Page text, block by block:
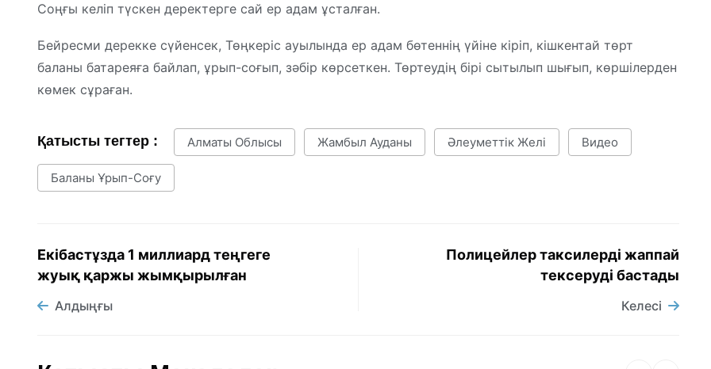
Соңғы келіп түскен деректерге сай ер адам ұсталған.
Бейресми дерекке сүйенсек, Төңкеріс ауылында ер адам бөтеннің үйіне кіріп, кішкентай төрт
баланы батареяға байлап, ұрып-соғып, зәбір көрсеткен. Төртеудің бірі сытылып шығып, көршілерден
көмек сұраған.
Қатысты тегтер : Алматы Облысы Жамбыл Ауданы Әлеуметтік Желі Видео
Баланы Ұрып-Соғу
Екібастұзда 1 миллиард теңгеге
жуық қаржы жымқырылған
Алдыңғы
Полицейлер таксилерді жаппай
тексеруді бастады
Келесі